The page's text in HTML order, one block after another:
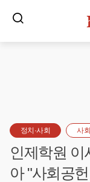
정치·사회 사회
인제학원 이
아 "사회공